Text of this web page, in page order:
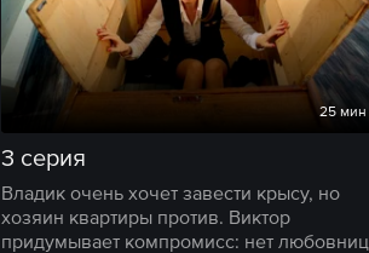
25 мин
3 серия
Владик очень хочет завести крысу, но
хозяин квартиры против. Виктор
придумывает компромисс: нет любовниц